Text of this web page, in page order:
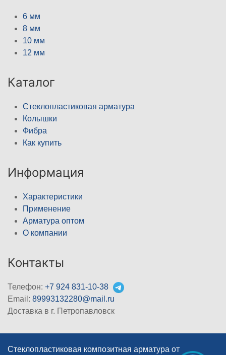
6 мм
8 мм
10 мм
12 мм
Каталог
Стеклопластиковая арматура
Колышки
Фибра
Как купить
Информация
Характеристики
Применение
Арматура оптом
О компании
Контакты
Телефон: +7 924 831-10-38
Email: 89993132280@mail.ru
Доставка в г. Петропавловск
Стеклопластиковая композитная арматура от